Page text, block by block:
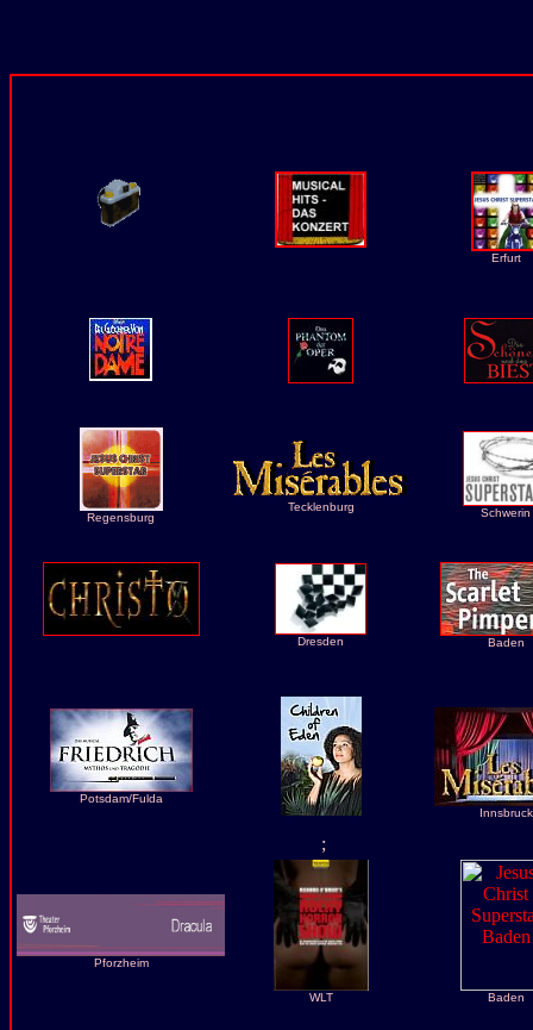
Erfurt
Regensburg
Tecklenburg Schwerin
Dresden Baden
Potsdam/Fulda
Innsbruck
;
Pforzheim
WLT Baden